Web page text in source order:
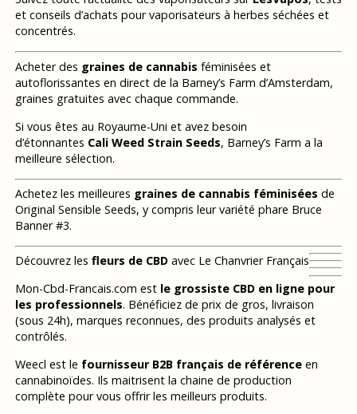
et conseils d’achats pour vaporisateurs à herbes séchées et
concentrés.
Acheter des graines de cannabis féminisées et
autoflorissantes en direct de la Barney’s Farm d’Amsterdam,
graines gratuites avec chaque commande.
Si vous êtes au Royaume-Uni et avez besoin
d’étonnantes Cali Weed Strain Seeds, Barney’s Farm a la
meilleure sélection.
Achetez les meilleures graines de cannabis féminisées de
Original Sensible Seeds, y compris leur variété phare Bruce
Banner #3.
Découvrez les fleurs de CBDavec Le Chanvrier Français
Mon-Cbd-Francais.com est le grossiste CBD en ligne pour
les professionnels. Bénéficiez de prix de gros, livraison
(sous 24h), marques reconnues, des produits analysés et
contrôlés.
Weecl est le fournisseur B2B français de référenceen
cannabinoïdes. Ils maitrisent la chaine de production
complète pour vous offrir les meilleurs produits.